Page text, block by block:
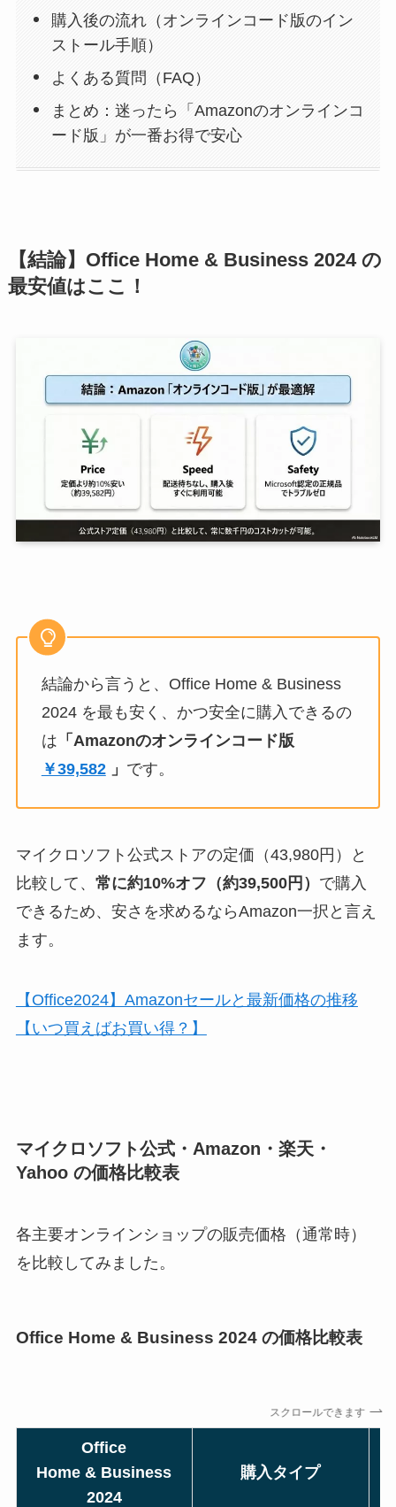
購入後の流れ（オンラインコード版のイン
ストール手順）
よくある質問（FAQ）
まとめ：迷ったら「Amazonのオンラインコ
ード版」が一番お得で安心
【結論】Office Home & Business 2024 の
最安値はここ！
結論から言うと、Office Home & Business
2024 を最も安く、かつ安全に購入できるの
は 「Amazonのオンラインコード版
￥39,582」 です。
マイクロソフト公式ストアの定価（43,980円）と
比較して、 常に約10%オフ（約39,500円） で購入
できるため、安さを求めるならAmazon一択と言え
ます。
【Office2024】Amazonセールと最新価格の推移
【いつ買えばお買い得？】
マイクロソフト公式・Amazon・楽天・
Yahoo の価格比較表
各主要オンラインショップの販売価格（通常時）
を比較してみました。
Office Home & Business 2024 の価格比較表
スクロールできます
Office
Home & Business
2024
購入タイプ